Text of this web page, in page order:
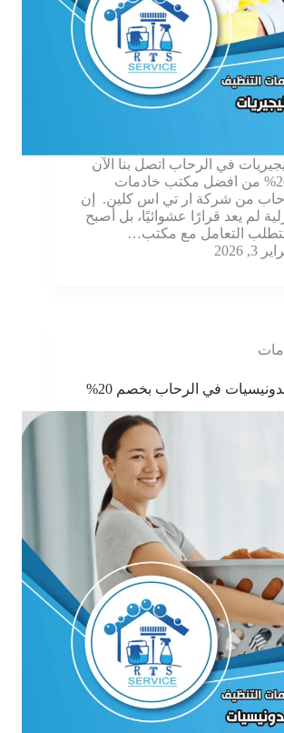
في الرحاب اتصل بنا الآن
واستفيد بخصم 20% من افضل مكتب خادمات
من شركة ار تي اس كلين. إن
لم يعد قرارًا عشوائيًا، بل أصبح
التعامل مع مكتب…
3, 2026
في الرحاب بخصم 20%